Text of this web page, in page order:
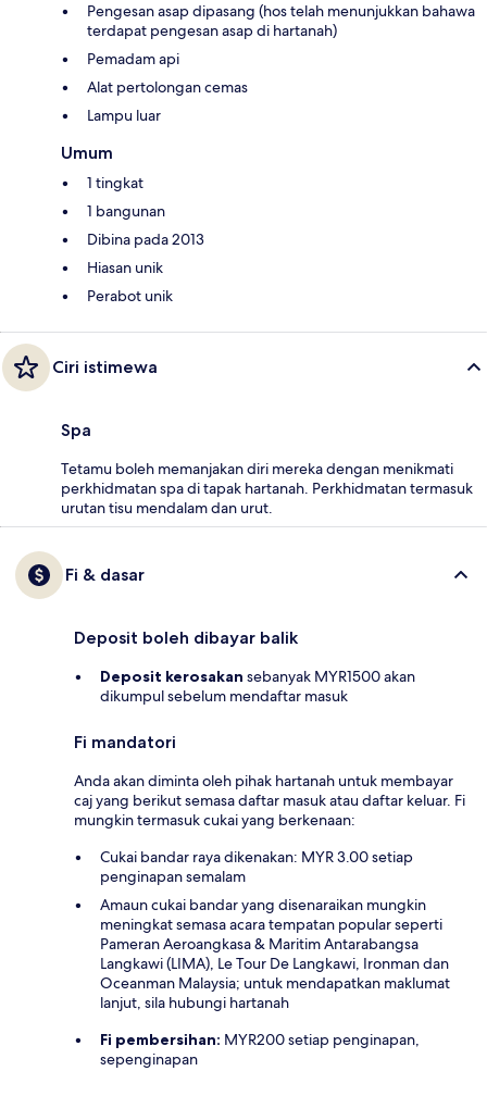
Pengesan asap dipasang (hos telah menunjukkan bahawa
terdapat pengesan asap di hartanah)
Pemadam api
Alat pertolongan cemas
Lampu luar
Umum
1 tingkat
1 bangunan
Dibina pada 2013
Hiasan unik
Perabot unik
Ciri istimewa
Spa
Tetamu boleh memanjakan diri mereka dengan menikmati
perkhidmatan spa di tapak hartanah. Perkhidmatan termasuk
urutan tisu mendalam dan urut.
Fi & dasar
Deposit boleh dibayar balik
Deposit kerosakan sebanyak MYR1500 akan
dikumpul sebelum mendaftar masuk
Fi mandatori
Anda akan diminta oleh pihak hartanah untuk membayar
caj yang berikut semasa daftar masuk atau daftar keluar. Fi
mungkin termasuk cukai yang berkenaan:
Cukai bandar raya dikenakan: MYR 3.00 setiap
penginapan semalam
Amaun cukai bandar yang disenaraikan mungkin
meningkat semasa acara tempatan popular seperti
Pameran Aeroangkasa & Maritim Antarabangsa
Langkawi (LIMA), Le Tour De Langkawi, Ironman dan
Oceanman Malaysia; untuk mendapatkan maklumat
lanjut, sila hubungi hartanah
Fi pembersihan: MYR200 setiap penginapan,
sepenginapan